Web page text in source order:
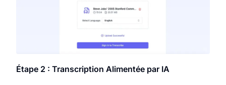
Étape 2 : Transcription Alimentée par IA